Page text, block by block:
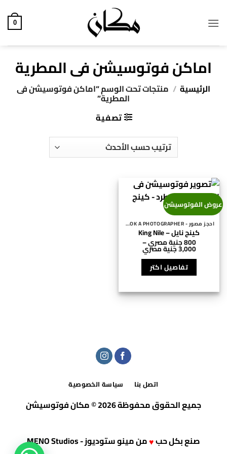
للمحتوى
0
اماكن فوتوسيشن فى المطرية
الرئيسية / منتجات تحت الوسم “اماكن فوتوسيشن فى
المطرية”
تصفية
عروض الفوتوسيشن
احجز مصور - BOOK A PHOTOGRAPHER
كينج نايل – King Nile
800جنية مصري– 3,000جنية مصرينطاق
السعر:
من
مصري⁩
تفاصيل اكتر
هناك
من
الأشكال
المختلفة
الخيارات
على
المنتجاتصل بنا سياسة الخصوصية
جميع الحقوق محفوظة 2026 © مكان فوتوسيشن
صنع بكل حب♥منمينو ستوديوز - MENO Studios